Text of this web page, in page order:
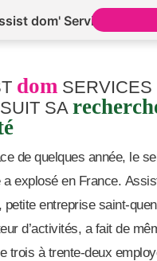
dom SERVICES
SA
de quelques année, le
a explosé en France.
petite entreprise saint-
d’activités, a fait de
trois à trente-deux